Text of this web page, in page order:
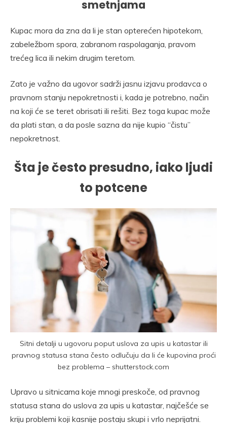
smetnjama
Kupac mora da zna da li je stan opterećen hipotekom,
zabeležbom spora, zabranom raspolaganja, pravom
trećeg lica ili nekim drugim teretom.
Zato je važno da ugovor sadrži jasnu izjavu prodavca o
pravnom stanju nepokretnosti i, kada je potrebno, način
na koji će se teret obrisati ili rešiti. Bez toga kupac može
da plati stan, a da posle sazna da nije kupio “čistu”
nepokretnost.
Šta je često presudno, iako ljudi
to potcene
Sitni detalji u ugovoru poput uslova za upis u katastar ili
pravnog statusa stana često odlučuju da li će kupovina proći
bez problema – shutterstock.com
Upravo u sitnicama koje mnogi preskoče, od pravnog
statusa stana do uslova za upis u katastar, najčešće se
kriju problemi koji kasnije postaju skupi i vrlo neprijatni.